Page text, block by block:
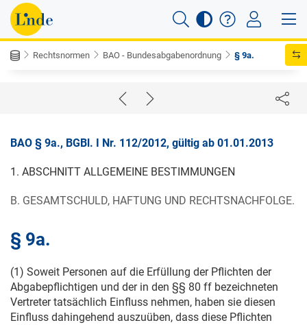
Rechtsnormen BAO - Bundesabgabenordnung § 9a.
BAO § 9a., BGBl. I Nr. 112/2012, gültig ab 01.01.2013
1. ABSCHNITT ALLGEMEINE BESTIMMUNGEN
B. GESAMTSCHULD, HAFTUNG UND RECHTSNACHFOLGE.
§ 9a.
(1) Soweit Personen auf die Erfüllung der Pflichten der
Abgabepflichtigen und der in den §§ 80 ff bezeichneten
Vertreter tatsächlich Einfluss nehmen, haben sie diesen
Einfluss dahingehend auszuüben, dass diese Pflichten